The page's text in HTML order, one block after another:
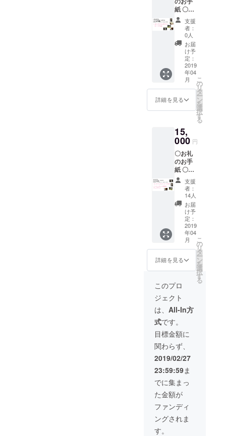
ニック
ネーム
をご記
載くだ
さい。
※保護活
動をさ
れてい
る団体
さまや
ワン
ちゃん
サーク
ルの活
動ＨＰ
やブロ
グへの
リンク
をご希
望の方
は、備
考欄に
必ずＵ
ＲＬを
ご記載
くださ
い。お
名前に
を貼ら
せてい
ます。
※リター
ンは複
数口、
のリ
ターン
と組み
合わせ
てのご
支援が
可能で
す。
ＨＰや
ブログ
へリン
ク掲載
（保護
団体様
やワン
ちゃん
サーク
ル・猫
ちゃん
サーク
ル可）
オリジ
ナルポ
スト
カード3
枚セッ
ト ※
ニック
ネーム
をご希
望の方
は、必
ず備考
欄にご
希望の
ニック
ネーム
をご記
※保護活
れてい
る団体
さまや
ワン
ちゃん
サーク
ル、猫
ちゃん
ルの活
動ＨＰ
やブロ
グへの
リンク
をご希
望の方
紙 〇オ
リジナ
ルポス
トカー
ド1枚
〇ピー
サポ
ネット
のサ
ポー
ターと
してＨ
Ｐにお
名前を
（ニッ
クネー
ム可）
〇活動
ＨＰや
ブログ
へリン
ク掲載
（保護
団体様
やワン
ちゃん
サーク
ル・猫
ちゃん
サーク
ル可）
ネット
オリジ
ナルポ
スト
カード5
枚セッ
ト ※
ニック
ネーム
をご希
望の方
は、必
ず備考
欄にご
希望の
ニック
ネーム
をご記
支援
者：
0人
お届
け予
定：
2019
年04
月
詳細を見る
こ
の
リ
タ
ー
ン
を
選
択
す
る
15,
000 円
〇お礼
のお手
紙 〇オ
リジナ
ルポス
トカー
ド1枚
〇ピー
サポ
ネット
のサ
ポー
ターと
してＨ
Ｐにお
名前を
掲載
（ニッ
クネー
ム可）
〇活動
ＨＰや
ブログ
へリン
ク掲載
（保護
団体様
やワン
ちゃん
サーク
ル・猫
ちゃん
サーク
ル可）
支援
者：
14人
お届
け予
定：
2019
年04
月
詳細を見る
こ
の
リ
タ
ー
ン
を
選
択
す
る
このプロ
ジェクト
は、 All-In方
式です。
目標金額に
関わらず、
2019/02/27
23:59:59ま
でに集まっ
た金額が
ファンディ
ングされま
す。